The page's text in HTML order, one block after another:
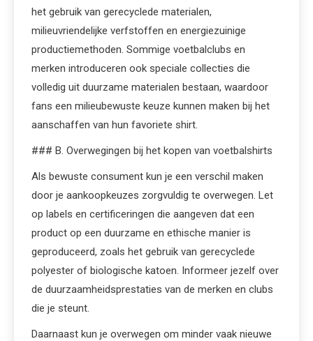
het gebruik van gerecyclede materialen,
milieuvriendelijke verfstoffen en energiezuinige
productiemethoden. Sommige voetbalclubs en
merken introduceren ook speciale collecties die
volledig uit duurzame materialen bestaan, waardoor
fans een milieubewuste keuze kunnen maken bij het
aanschaffen van hun favoriete shirt.
### B. Overwegingen bij het kopen van voetbalshirts
Als bewuste consument kun je een verschil maken
door je aankoopkeuzes zorgvuldig te overwegen. Let
op labels en certificeringen die aangeven dat een
product op een duurzame en ethische manier is
geproduceerd, zoals het gebruik van gerecyclede
polyester of biologische katoen. Informeer jezelf over
de duurzaamheidsprestaties van de merken en clubs
die je steunt.
Daarnaast kun je overwegen om minder vaak nieuwe